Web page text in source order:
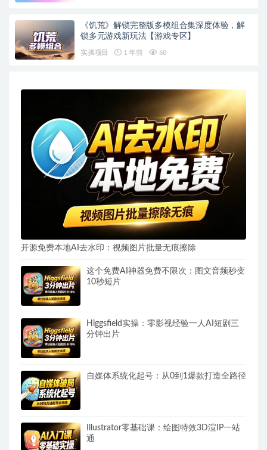
《饥荒》解锁完整版多模组合集深度体验，解
锁多元游戏新玩法【游戏专区】
实操项目 1 年前 68
开源免费本地AI去水印：视频图片批量无痕擦除
这个免费AI神器免费不限次：图文音频秒变
10秒短片
Higgsfield实操：零影视经验一人AI短剧三
分钟出片
自媒体系统化起号：从0到1爆款打造全路径
Illustrator零基础课：绘图特效3D渲IP一站
通